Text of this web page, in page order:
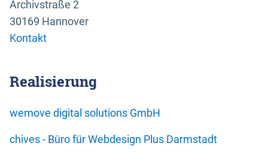
Archivstraße 2
30169 Hannover
Kontakt
Realisierung
wemove digital solutions GmbH
chives - Büro für Webdesign Plus Darmstadt